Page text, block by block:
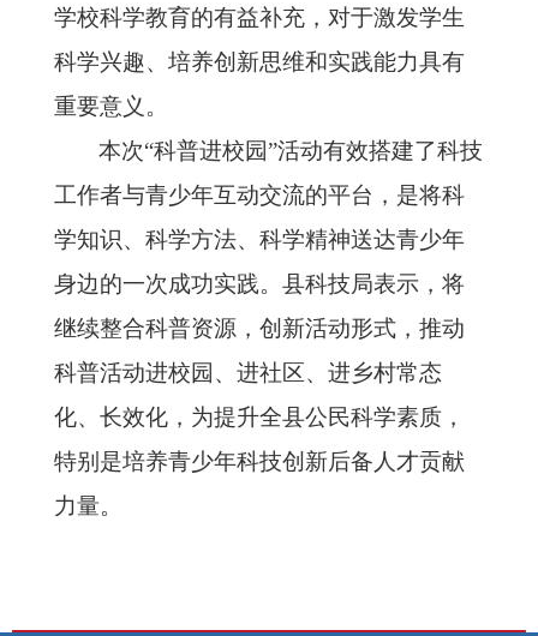
学校科学教育的有益补充，对于激发学生
科学兴趣、培养创新思维和实践能力具有
重要意义。
本次“科普进校园”活动有效搭建了科技
工作者与青少年互动交流的平台，是将科
学知识、科学方法、科学精神送达青少年
身边的一次成功实践。县科技局表示，将
继续整合科普资源，创新活动形式，推动
科普活动进校园、进社区、进乡村常态
化、长效化，为提升全县公民科学素质，
特别是培养青少年科技创新后备人才贡献
力量。